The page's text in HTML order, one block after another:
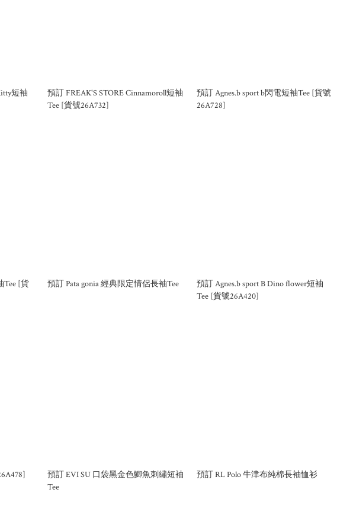
短袖
預訂 FREAK'S STORE Cinnamoroll短袖
Tee [貨號26A732]
預訂 Agnes.b sport b閃電短袖Tee [貨號
26A728]
Tee [貨
預訂 Pata gonia 經典限定情侶長袖Tee
預訂 Agnes.b sport B Dino flower短袖
Tee [貨號26A420]
預訂 EVI SU 口袋黑金色鯽魚刺繡短袖
Tee
預訂 RL Polo 牛津布純棉長袖恤衫